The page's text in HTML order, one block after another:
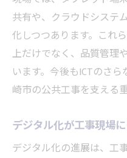
共有や、クラウドシステ
化しつつあります。これ
上だけでなく、品質管理
います。今後もICTのさ
崎市の公共工事を支える
デジタル化が工事現場
デジタル化の進展は、工